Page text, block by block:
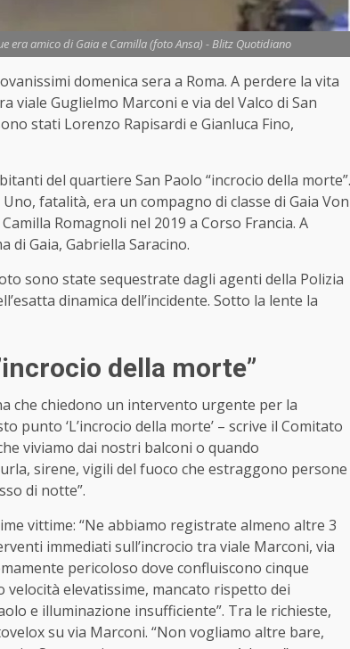
era amico di Gaia e Camilla (foto Ansa) - Blitz Quotidiano
domenica sera a Roma. A perdere la vita
viale Guglielmo Marconi e via del Valco di San
stati Lorenzo Rapisardi e Gianluca Fino,
del quartiere San Paolo “incrocio della morte”.
fatalità, era un compagno di classe di Gaia Von
Romagnoli nel 2019 a Corso Francia. A
di Gaia, Gabriella Saracino.
sono state sequestrate dagli agenti della Polizia
dinamica dell’incidente. Sotto la lente la
della morte”
che chiedono un intervento urgente per la
punto ‘L’incrocio della morte’ – scrive il Comitato
viviamo dai nostri balconi o quando
sirene, vigili del fuoco che estraggono persone
di notte”.
vittime: “Ne abbiamo registrate almeno altre 3
immediati sull’incrocio tra viale Marconi, via
pericoloso dove confluiscono cinque
elevatissime, mancato rispetto dei
e illuminazione insufficiente”. Tra le richieste,
su via Marconi. “Non vogliamo altre bare,